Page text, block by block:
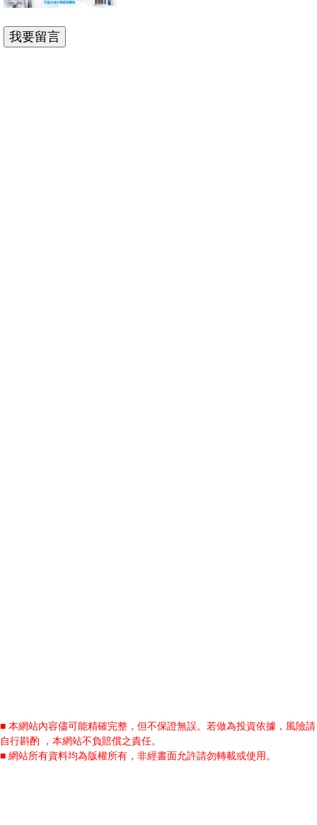
■ 本網站內容儘可能精確完整，但不保證無誤。若做為投資依據，風險請
自行斟酌 ，本網站不負賠償之責任。
■ 網站所有資料均為版權所有，非經書面允許請勿轉載或使用。